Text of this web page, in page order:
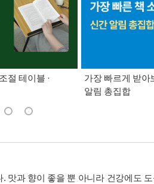
절 테이블 ·
가장 빠르게 받아
알림 총집합
맛과 향이 좋을 뿐 아니라 건강에도